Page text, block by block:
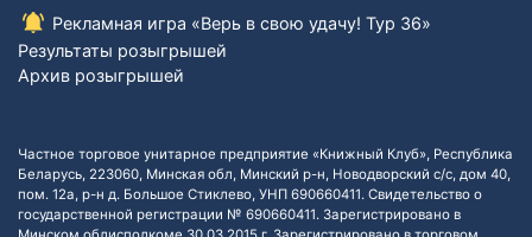
Рекламная игра «Верь в свою удачу! Тур 36»
Результаты розыгрышей
Архив розыгрышей
Частное торговое унитарное предприятие «Книжный Клуб», Республика
Беларусь, 223060, Минская обл, Минский р-н, Новодворский с/с, дом 40,
пом. 12а, р-н д. Большое Стиклево, УНП 690660411. Свидетельство о
государственной регистрации № 690660411. Зарегистрировано в